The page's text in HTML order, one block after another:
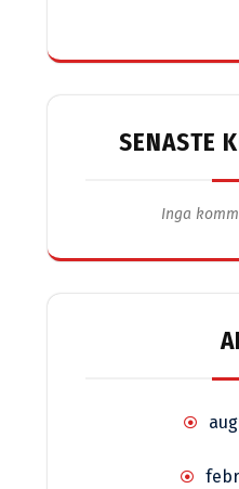
SENASTE
Inga